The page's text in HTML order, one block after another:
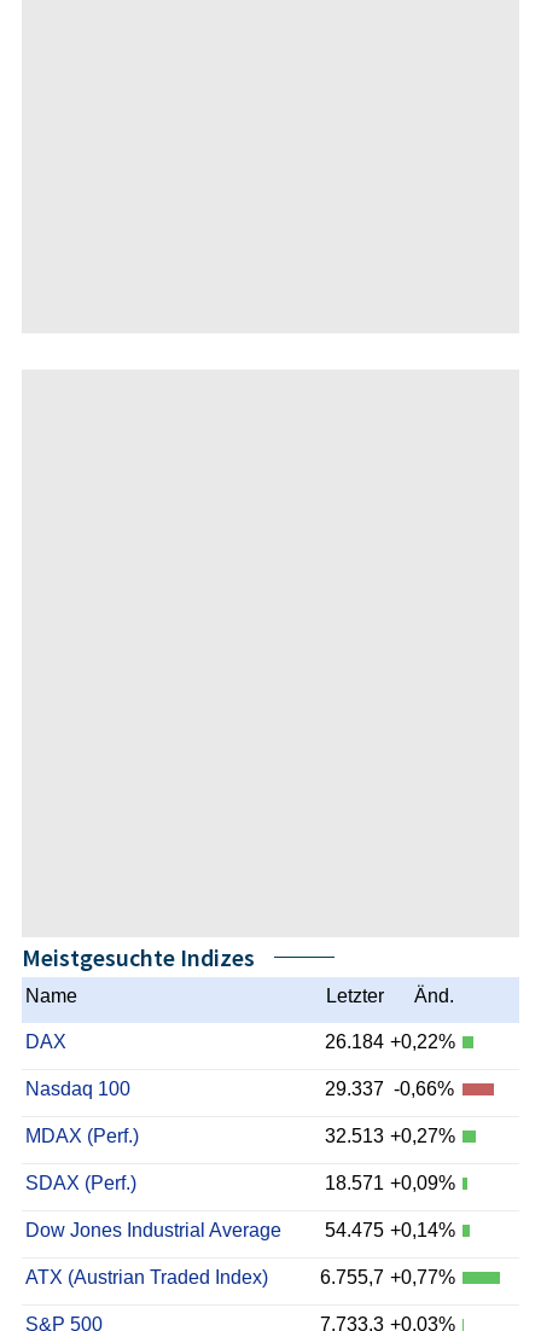
Meistgesuchte Indizes
Name Letzter Änd.
DAX 26.184 +0,22%
Nasdaq 100 29.337 -0,66%
MDAX (Perf.) 32.513 +0,27%
SDAX (Perf.) 18.571 +0,09%
Dow Jones Industrial Average 54.475 +0,14%
ATX (Austrian Traded Index) 6.755,7 +0,77%
S&P 500 7.733,3 +0,03%